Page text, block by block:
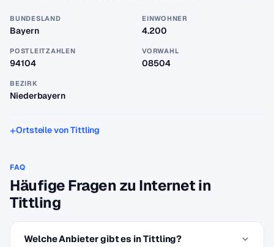
BUNDESLAND
Bayern
EINWOHNER
4.200
POSTLEITZAHLEN
94104
VORWAHL
08504
BEZIRK
Niederbayern
Ortsteile von Tittling
FAQ
Häufige Fragen zu Internet in
Tittling
Welche Anbieter gibt es in Tittling?